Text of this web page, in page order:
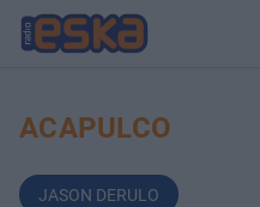
ACAPULCO
JASON DERULO